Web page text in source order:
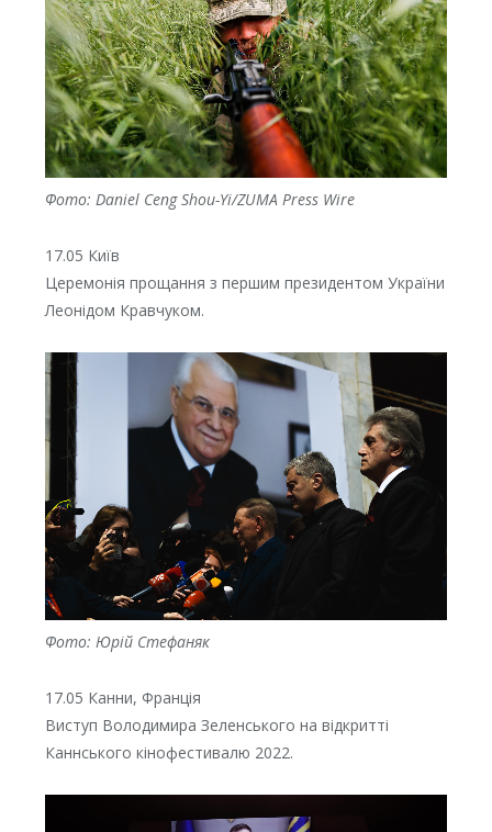
Фото: Daniel Ceng Shou-Yi/ZUMA Press Wire⁠
17.05 Київ
Церемонія прощання з першим президентом України
Леонідом Кравчуком.
Фото: Юрій Стефаняк
17.05 Канни, Франція
Виступ Володимира Зеленського на відкритті
Каннського кінофестивалю 2022.